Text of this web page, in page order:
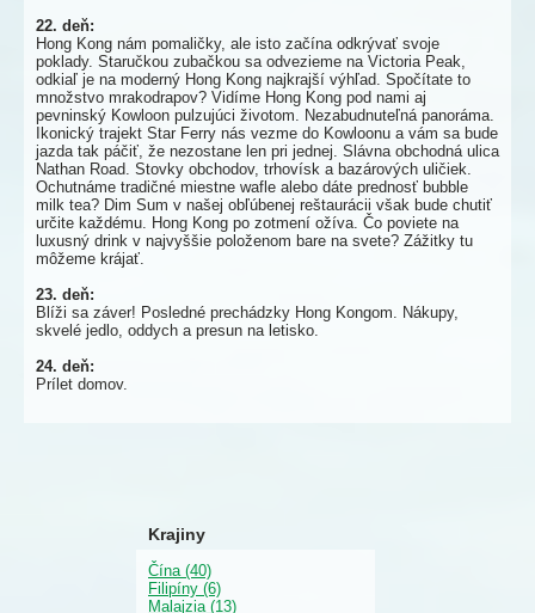
22. deň:
Hong Kong nám pomaličky, ale isto začína odkrývať svoje
poklady. Staručkou zubačkou sa odvezieme na Victoria Peak,
odkiaľ je na moderný Hong Kong najkrajší výhľad. Spočítate to
množstvo mrakodrapov? Vidíme Hong Kong pod nami aj
pevninský Kowloon pulzujúci životom. Nezabudnuteľná panoráma.
Ikonický trajekt Star Ferry nás vezme do Kowloonu a vám sa bude
jazda tak páčiť, že nezostane len pri jednej. Slávna obchodná ulica
Nathan Road. Stovky obchodov, trhovísk a bazárových uličiek.
Ochutnáme tradičné miestne wafle alebo dáte prednosť bubble
milk tea? Dim Sum v našej obľúbenej reštaurácii však bude chutiť
určite každému. Hong Kong po zotmení ožíva. Čo poviete na
luxusný drink v najvyššie položenom bare na svete? Zážitky tu
môžeme krájať.
23. deň:
Blíži sa záver! Posledné prechádzky Hong Kongom. Nákupy,
skvelé jedlo, oddych a presun na letisko.
24. deň:
Prílet domov.
Krajiny
Čína (40)
Filipíny (6)
Malajzia (13)